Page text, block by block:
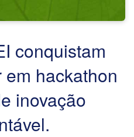
conquistam
hackathon
inovação